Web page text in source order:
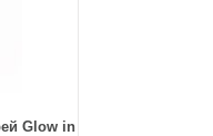
Glow in